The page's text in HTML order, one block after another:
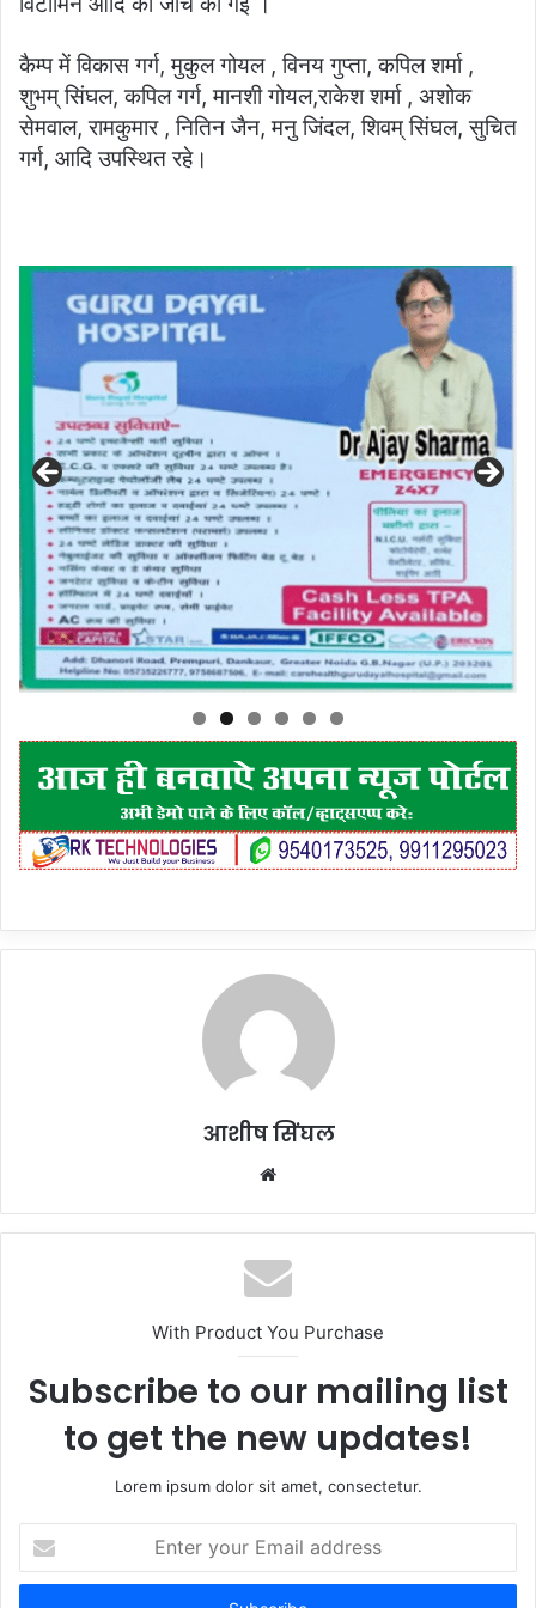
कैम्प में विकास गर्ग, मुकुल गोयल , विनय गुप्ता, कपिल शर्मा ,
शुभम् सिंघल, कपिल गर्ग, मानशी गोयल,राकेश शर्मा , अशोक
सेमवाल, रामकुमार , नितिन जैन, मनु जिंदल, शिवम् सिंघल, सुचित
गर्ग, आदि उपस्थित रहे।
आशीष सिंघल
Website
With Product You Purchase
Subscribe to our mailing list
to get the new updates!
Lorem ipsum dolor sit amet, consectetur.
your
Email